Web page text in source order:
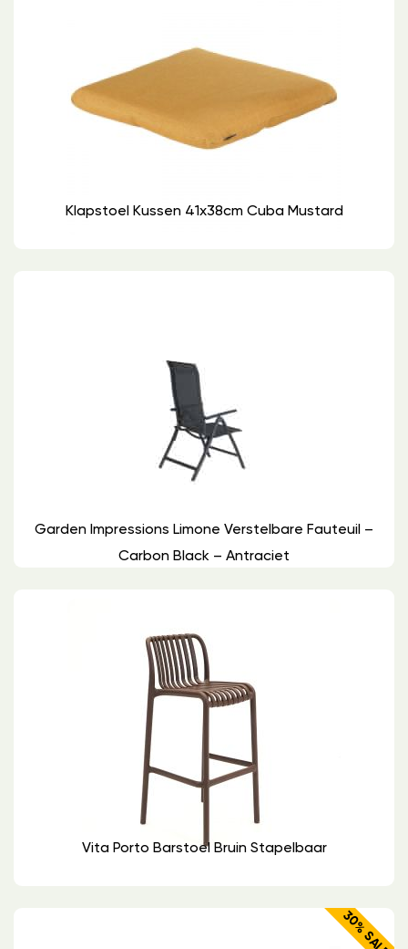
Klapstoel Kussen 41x38cm Cuba Mustard
Garden Impressions Limone Verstelbare Fauteuil –
Carbon Black – Antraciet
Vita Porto Barstoel Bruin Stapelbaar
30% SALE